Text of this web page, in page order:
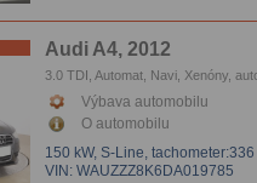
Audi A4, 2012
3.0 TDI, Automat, Navi, Xenóny,
klimatizace, Tempomat, Vyhrievanie
Parkovacie senzory
Výbava automobilu
O automobilu
150 kW, S-Line,
VIN: WAUZZZ8K6DA019785